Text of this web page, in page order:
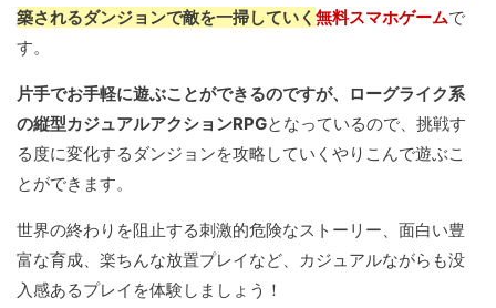
築されるダンジョンで敵を一掃していく 無料スマホゲームで
す。
片手でお手軽に遊ぶことができるのですが、ローグライク系
の縦型カジュアルアクションRPGとなっているので、挑戦す
る度に変化するダンジョンを攻略していくやりこんで遊ぶこ
とができます。
世界の終わりを阻止する刺激的危険なストーリー、面白い豊
富な育成、楽ちんな放置プレイなど、カジュアルながらも没
入感あるプレイを体験しましょう！